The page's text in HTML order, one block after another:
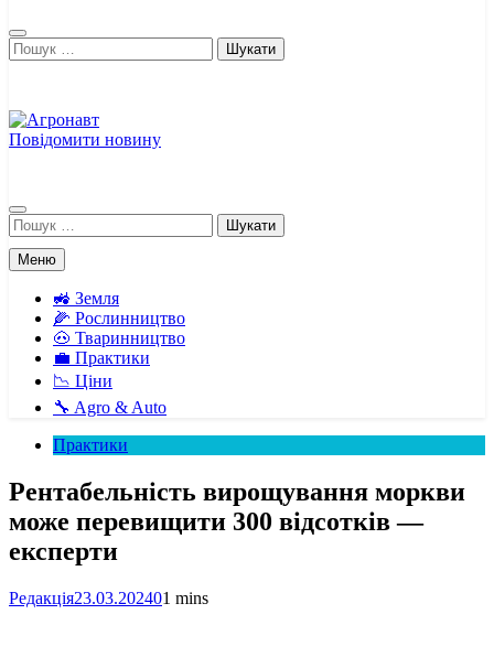
Пошук:
Повідомити новину
Пошук:
Меню
🚜 Земля
🌽 Рослинництво
🐽 Тваринництво
💼 Практики
📉 Ціни
🔧 Agro & Auto
Практики
Рентабельність вирощування моркви
може перевищити 300 відсотків —
експерти
Редакція23.03.202401 mins